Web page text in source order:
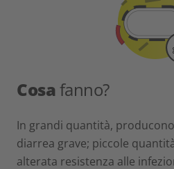
Cosa fanno?
In grandi quantità,
diarrea grave; piccole
alterata resistenza alle